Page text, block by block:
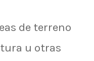
de terreno
u otras